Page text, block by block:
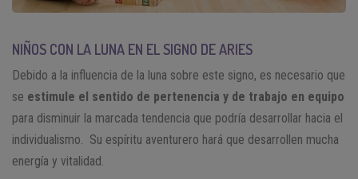
NIÑOS CON LA LUNA EN EL SIGNO DE ARIES
Debido a la influencia de la luna sobre este signo, es necesario que
se estimule el sentido de pertenencia y de trabajo en equipo
para disminuir la marcada tendencia que podría desarrollar hacia el
individualismo. Su espíritu aventurero hará que desarrollen mucha
energía y vitalidad.